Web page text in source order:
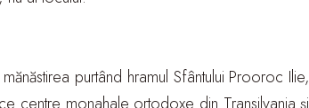
purtând hramul Sfântului Prooroc Ilie,